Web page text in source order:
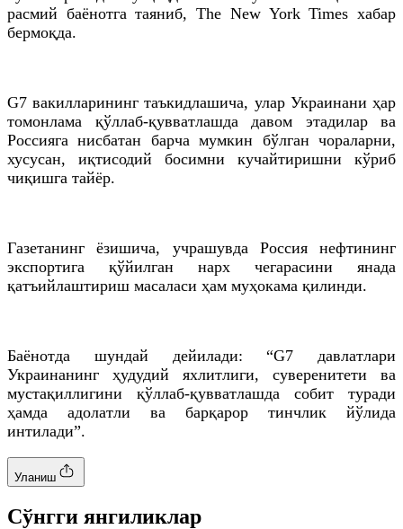
расмий баёнотга таяниб, The New York Times хабар
бермоқда.
G7 вакилларининг таъкидлашича, улар Украинани ҳар
томонлама қўллаб-қувватлашда давом этадилар ва
Россияга нисбатан барча мумкин бўлган чораларни,
хусусан, иқтисодий босимни кучайтиришни кўриб
чиқишга тайёр.
Газетанинг ёзишича, учрашувда Россия нефтининг
экспортига қўйилган нарх чегарасини янада
қатъийлаштириш масаласи ҳам муҳокама қилинди.
Баёнотда шундай дейилади: “G7 давлатлари
Украинанинг ҳудудий яхлитлиги, суверенитети ва
мустақиллигини қўллаб-қувватлашда собит туради
ҳамда адолатли ва барқарор тинчлик йўлида
интилади”.
Уланиш
Cўнгги янгиликлар